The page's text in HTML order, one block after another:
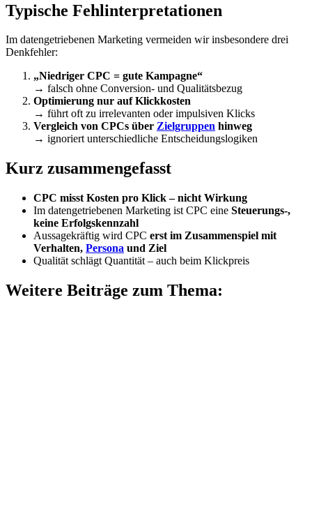
Typische Fehlinterpretationen
Im datengetriebenen Marketing vermeiden wir insbesondere drei
Denkfehler:
„Niedriger CPC = gute Kampagne“
→ falsch ohne Conversion- und Qualitätsbezug
Optimierung nur auf Klickkosten
→ führt oft zu irrelevanten oder impulsiven Klicks
Vergleich von CPCs über Zielgruppen hinweg
→ ignoriert unterschiedliche Entscheidungslogiken
Kurz zusammengefasst
CPC misst Kosten pro Klick – nicht Wirkung
Im datengetriebenen Marketing ist CPC eine Steuerungs-,
keine Erfolgskennzahl
Aussagekräftig wird CPC erst im Zusammenspiel mit
Verhalten, Persona und Ziel
Qualität schlägt Quantität – auch beim Klickpreis
Weitere Beiträge zum Thema: